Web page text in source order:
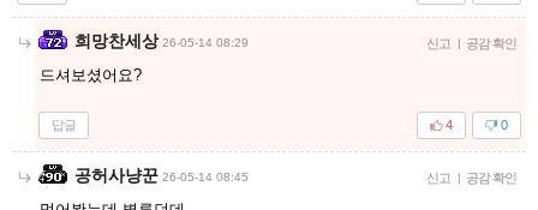
희망찬세상 26-05-14 08:29 신고 | 공감 확인
드셔보셨어요?
답글 0
4
공허사냥꾼 26-05-14 08:45 신고 | 공감 확인